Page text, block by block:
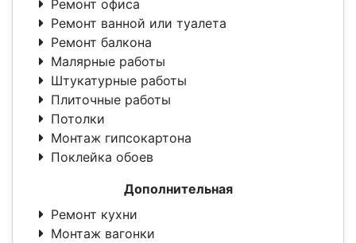
Ремонт офиса
Ремонт ванной или туалета
Ремонт балкона
Малярные работы
Штукатурные работы
Плиточные работы
Потолки
Монтаж гипсокартона
Поклейка обоев
Дополнительная
Ремонт кухни
Монтаж вагонки